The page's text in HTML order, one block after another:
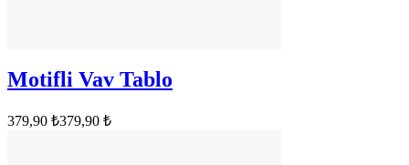
Motifli Vav Tablo
379,90 ₺379,90 ₺